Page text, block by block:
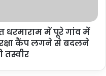
धरमाराम में पूरे गांव में
कैंप लगने से बदलने
तस्वीर